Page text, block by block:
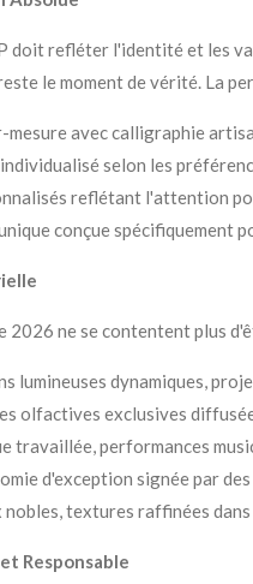
doit refléter l'identité et les
le moment de vérité. La
avec calligraphie
selon les
reflétant l'attention
conçue spécifiquement
2026 ne se contentent plus
lumineuses dynamiques,
olfactives exclusives
travaillée, performances
d'exception signée par
nobles, textures raffinées
Responsable